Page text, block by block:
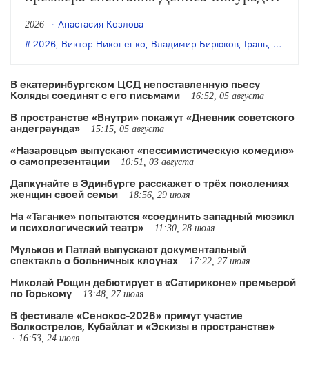
«Жили-были» по пьесе Владимира
Бирюкова.
2026
Анастасия Козлова
2026, Виктор Никоненко, Владимир Бирюков, Грань, Денис
В екатеринбургском ЦСД непоставленную пьесу
Коляды соединят с его письмами
16:52, 05 августа
В пространстве «Внутри» покажут «Дневник советского
андеграунда»
15:15, 05 августа
«Назаровцы» выпускают «пессимистическую комедию»
о самопрезентации
10:51, 03 августа
Дапкунайте в Эдинбурге расскажет о трёх поколениях
женщин своей семьи
18:56, 29 июля
На «Таганке» попытаются «соединить западный мюзикл
и психологический театр»
11:30, 28 июля
Мульков и Патлай выпускают документальный
спектакль о больничных клоунах
17:22, 27 июля
Николай Рощин дебютирует в «Сатириконе» премьерой
по Горькому
13:48, 27 июля
В фестивале «Сенокос-2026» примут участие
Волкострелов, Кубайлат и «Эскизы в пространстве»
16:53, 24 июля